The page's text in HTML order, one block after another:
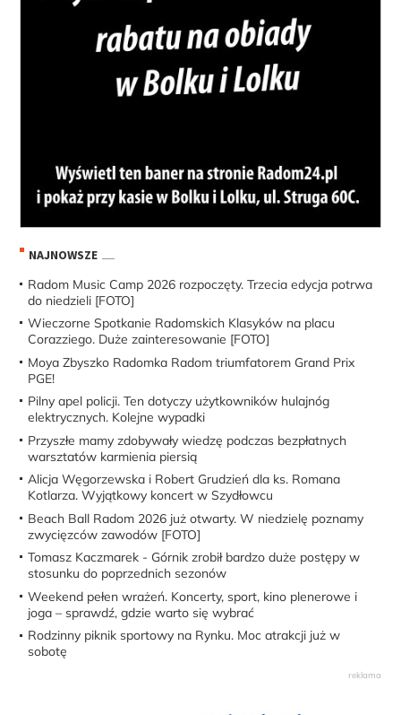
NAJNOWSZE
Radom Music Camp 2026 rozpoczęty. Trzecia edycja potrwa
do niedzieli [FOTO]
Wieczorne Spotkanie Radomskich Klasyków na placu
Corazziego. Duże zainteresowanie [FOTO]
Moya Zbyszko Radomka Radom triumfatorem Grand Prix
PGE!
Pilny apel policji. Ten dotyczy użytkowników hulajnóg
elektrycznych. Kolejne wypadki
Przyszłe mamy zdobywały wiedzę podczas bezpłatnych
warsztatów karmienia piersią
Alicja Węgorzewska i Robert Grudzień dla ks. Romana
Kotlarza. Wyjątkowy koncert w Szydłowcu
Beach Ball Radom 2026 już otwarty. W niedzielę poznamy
zwycięzców zawodów [FOTO]
Tomasz Kaczmarek - Górnik zrobił bardzo duże postępy w
stosunku do poprzednich sezonów
Weekend pełen wrażeń. Koncerty, sport, kino plenerowe i
joga – sprawdź, gdzie warto się wybrać
Rodzinny piknik sportowy na Rynku. Moc atrakcji już w
sobotę